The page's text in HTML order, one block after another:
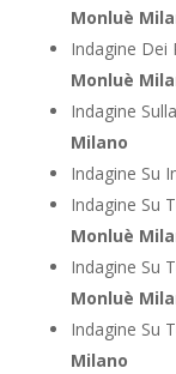
Monluè
Indagine Dei
Monluè
Indagine
Milano
Indagine Su
Indagine Su
Monluè
Indagine Su
Monluè
Indagine Su
Milano